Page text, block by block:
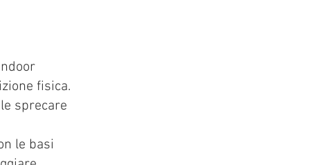
fisica.
sprecare
le basi